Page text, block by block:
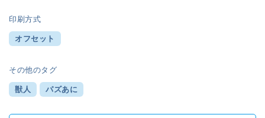
印刷方式
オフセット
その他のタグ
獣人 パズあに